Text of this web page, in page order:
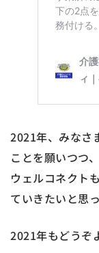
2021年、みなさ
ことを願いつつ、
ウェルコネクト
ていきたいと思っ
2021年もどうぞ